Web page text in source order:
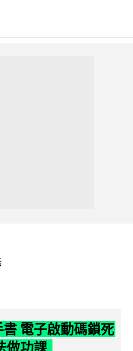
電子啟動碼鎖死
做功課